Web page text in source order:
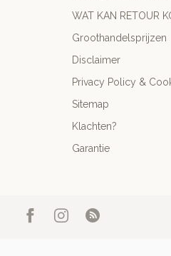
WAT KAN RETOUR
Groothandelsprijzen
Disclaimer
Privacy Policy &
Sitemap
Klachten?
Garantie